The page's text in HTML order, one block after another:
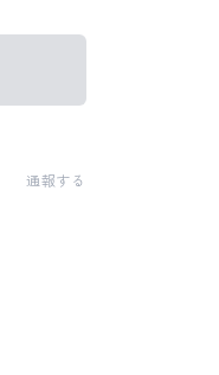
通報する